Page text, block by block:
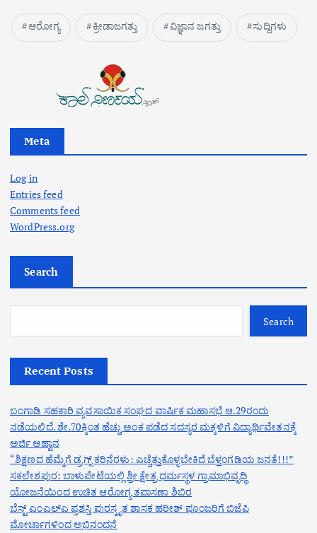
ಆರೋಗ್ಯ ಕ್ರೀಡಾಜಗತ್ತು ವಿಜ್ಞಾನ ಜಗತ್ತು ಸುದ್ದಿಗಳು
Meta
Log in
Entries feed
Comments feed
WordPress.org
Search
Search
Recent Posts
ಬಂಗಾಡಿ ಸಹಕಾರಿ ವ್ಯವಸಾಯಿಕ ಸಂಘದ ವಾರ್ಷಿಕ ಮಹಾಸಭೆ ಆ.29ರಂದು
ನಡೆಯಲಿದೆ. ಶೇ.70ಕ್ಕಿಂತ ಹೆಚ್ಚು ಅಂಕ ಪಡೆದ ಸದಸ್ಯರ ಮಕ್ಕಳಿಗೆ ವಿದ್ಯಾರ್ಥಿವೇತನಕ್ಕೆ
ಅರ್ಜಿ ಆಹ್ವಾನ
“ಶಿಕ್ಷಣದ ಹೆಮ್ಮೆಗೆ ಡ್ರಗ್ಸ್ ಕರಿನೆರಳು: ಎಚ್ಚೆತ್ತುಕೊಳ್ಳಬೇಕಿದೆ ಬೆಳ್ತಂಗಡಿಯ ಜನತೆ!!!”
ಸಕಲೇಶಪುರ: ಬಾಳುಪೇಟೆಯಲ್ಲಿ ಶ್ರೀ ಕ್ಷೇತ್ರ ಧರ್ಮಸ್ಥಳ ಗ್ರಾಮಾಭಿವೃದ್ಧಿ
ಯೋಜನೆಯಿಂದ ಉಚಿತ ಆರೋಗ್ಯ ತಪಾಸಣಾ ಶಿಬಿರ
ಬೆಸ್ಟ್ ಎಂಎಲ್ಎ ಪ್ರಶಸ್ತಿ ಪುರಸ್ಕೃತ ಶಾಸಕ ಹರೀಶ್ ಪೂಂಜರಿಗೆ ಬಿಜೆಪಿ
ಮೋರ್ಚಾಗಳಿಂದ ಅಭಿನಂದನೆ